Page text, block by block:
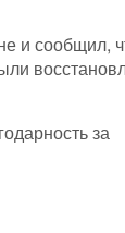
и сообщил,
за